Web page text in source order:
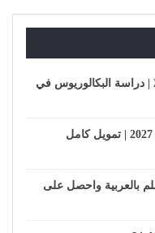
منحة جامعة الملك سعود 2026-2027 | دراسة البكالوريوس في
منحة جيفرسون للدراسة في أمريكا 2027 | تمويل كامل
بالعربية واحصل على